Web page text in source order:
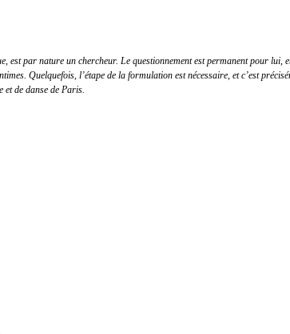
par nature un chercheur. Le questionnement est permanent pour lui,
Quelquefois, l’étape de la formulation est nécessaire, et c’est
de danse de Paris.